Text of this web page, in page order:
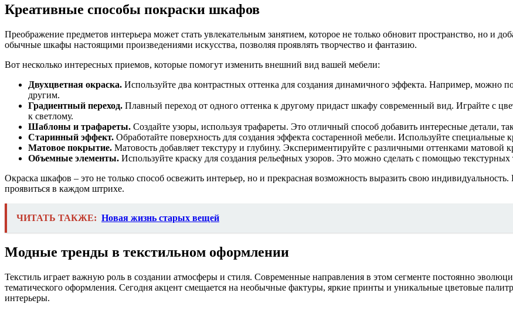
Креативные способы покраски шкафов
Преображение предметов интерьера может стать увлекательным занятием, которое не только обновит пространство, но и
обычные шкафы настоящими произведениями искусства, позволяя проявлять творчество и фантазию.
Вот несколько интересных приемов, которые помогут изменить внешний вид вашей мебели:
Двухцветная окраска. Используйте два контрастных оттенка для создания динамичного эффекта. Например,
другим.
Градиентный переход. Плавный переход от одного оттенка к другому придаст шкафу современный вид. Играйте с
к светлому.
Шаблоны и трафареты. Создайте узоры, используя трафареты. Это отличный способ добавить интересные детали,
Старинный эффект. Обработайте поверхность для создания эффекта состаренной мебели. Используйте специальные
Матовое покрытие. Матовость добавляет текстуру и глубину. Экспериментируйте с различными оттенками матовой
Объемные элементы. Используйте краску для создания рельефных узоров. Это можно сделать с помощью
Окраска шкафов – это не только способ освежить интерьер, но и прекрасная возможность выразить свою
проявиться в каждом штрихе.
ЧИТАТЬ ТАКЖЕ: Новая жизнь старых вещей
Модные тренды в текстильном оформлении
Текстиль играет важную роль в создании атмосферы и стиля. Современные направления в этом сегменте постоянно
тематического оформления. Сегодня акцент смещается на необычные фактуры, яркие принты и уникальные цветовые
интерьеры.